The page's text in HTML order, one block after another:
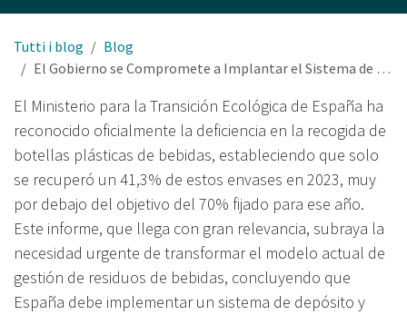
Tutti i blog
Blog
El Gobierno se Compromete a Implantar el Sistema de Depósito y Retorno (SDR) en los Próximos Dos Años
El Ministerio para la Transición Ecológica de España ha
reconocido oficialmente la deficiencia en la recogida de
botellas plásticas de bebidas, estableciendo que solo
se recuperó un 41,3% de estos envases en 2023, muy
por debajo del objetivo del 70% fijado para ese año.
Este informe, que llega con gran relevancia, subraya la
necesidad urgente de transformar el modelo actual de
gestión de residuos de bebidas, concluyendo que
España debe implementar un sistema de depósito y